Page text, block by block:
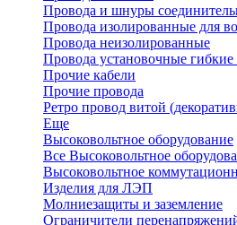
Провода и шнуры
Провода изолированные для
Провода неизолированные
Провода установочные гибкие
Прочие кабели
Прочие провода
Ретро провод витой
Еще
Высоковольтное оборудование
Все Высоковольтное
Высоковольтное
Изделия для ЛЭП
Молниезащиты и заземление
Ограничители